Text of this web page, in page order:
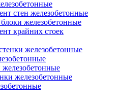
стен железобетонные
железобетонные
крайних стоек
железобетонные
железобетонные